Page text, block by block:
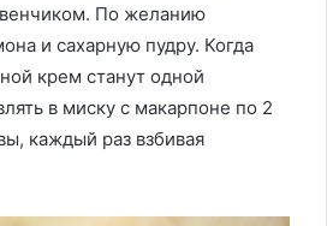
венчиком. По желанию
и сахарную пудру. Когда
крем станут одной
в миску с макарпоне по 2
каждый раз взбивая